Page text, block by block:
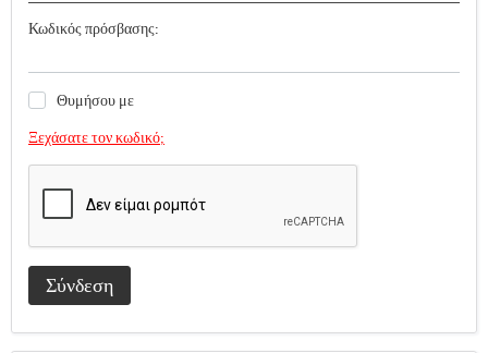
Κωδικός πρόσβασης:
Θυμήσου με
Ξεχάσατε τον κωδικό;
Σύνδεση